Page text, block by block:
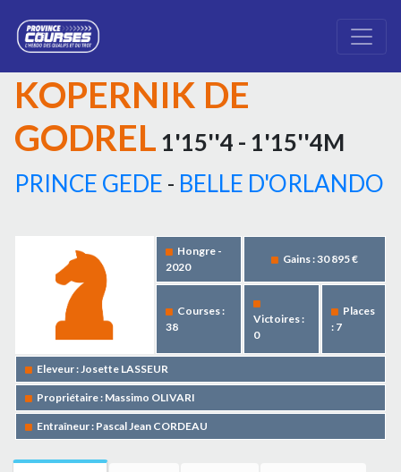
KOPERNIK DE
GODREL 1'15''4 - 1'15''4M
PRINCE GEDE - BELLE D'ORLANDO
Hongre -
2020
Gains : 30 895 €
Courses :
38
Victoires :
0
Places
: 7
Eleveur : Josette LASSEUR
Propriétaire : Massimo OLIVARI
Entraîneur : Pascal Jean CORDEAU